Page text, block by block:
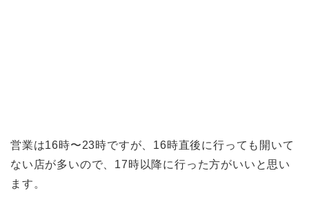
営業は16時〜23時ですが、16時直後に行っても開いて
ない店が多いので、17時以降に行った方がいいと思い
ます。